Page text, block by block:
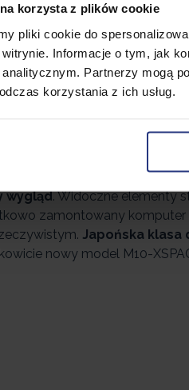
korzysta z plików cookie
pliki cookie do
Informacje o tym, jak
Partnerzy mogą
korzystania z ich usług.
stylu M10-XSPACE
jazdadzięki
są doprecyzowane w
anożnycałkowicie
zalania silnika w
aspekty eXplay©, co
LATA! MUST HAVE W
wygląd. Widoczne elementy
zamontowany
Japońska klasa
nowy model M10-